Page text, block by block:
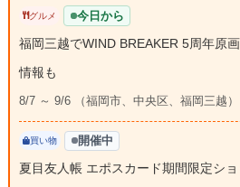
グルメ 今日から
福岡三越でWIND BREAKER 5周年原
情報も
8/7 ～ 9/6 （福岡市、中央区、福岡三越）
買い物 開催中
夏目友人帳 エポスカード期間限定シ